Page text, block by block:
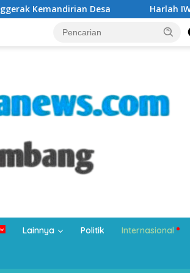
Harlah IWO ke-14, Ketua Umum
Lainnya Politik Internasional